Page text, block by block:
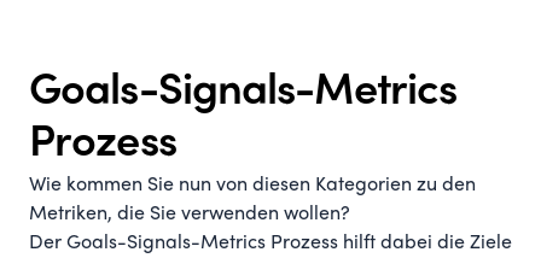
Goals-Signals-Metrics
Prozess
Wie kommen Sie nun von diesen Kategorien zu den
Metriken, die Sie verwenden wollen?
Der Goals-Signals-Metrics Prozess hilft dabei die Ziele